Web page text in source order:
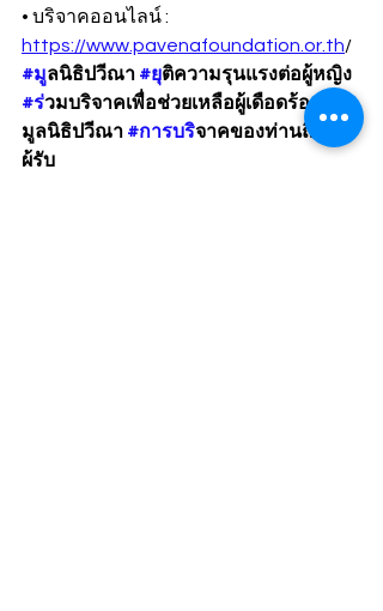
• บริจาคออนไลน์ :
https://www.pavenafoundation.or.th/
#มูลนิธิปวีณา #ยุติความรุนแรงต่อผู้หญิง
#ร่วมบริจาคเพื่อช่วยเหลือผู้เดือดร้อนกับ
มูลนิธิปวีณา #การบริจาคของท่านถึงมือ
ผู้รับ